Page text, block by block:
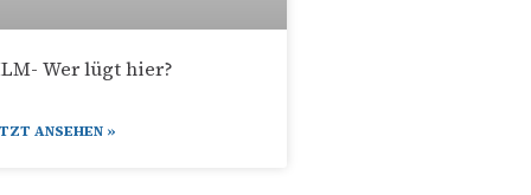
Wer lügt hier?
ANSEHEN »